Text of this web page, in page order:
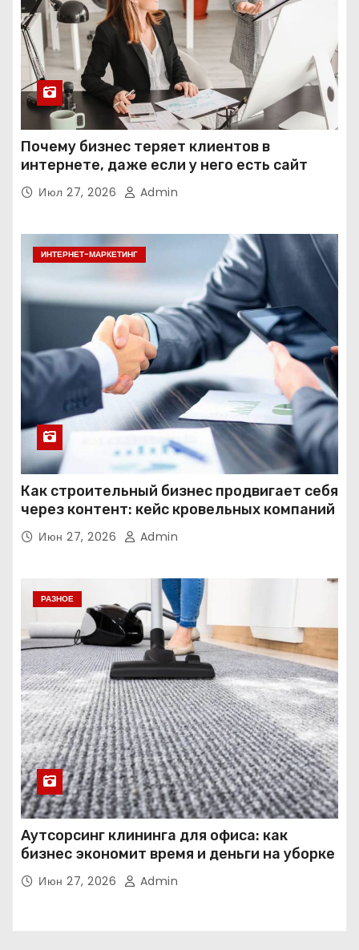
Почему бизнес теряет клиентов в
интернете, даже если у него есть сайт
Июл 27, 2026 Admin
ИНТЕРНЕТ-МАРКЕТИНГ
Как строительный бизнес продвигает себя
через контент: кейс кровельных компаний
Июн 27, 2026 Admin
РАЗНОЕ
Аутсорсинг клининга для офиса: как
бизнес экономит время и деньги на уборке
Июн 27, 2026 Admin